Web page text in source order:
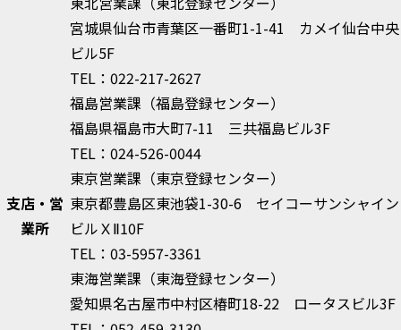
支店・営
業所
宮城県仙台市青葉区一番町1-1-41 カメイ仙台中央
ビル5F
TEL：022-217-2627
福島営業課（福島登録センター）
福島県福島市大町7-11 三共福島ビル3F
TEL：024-526-0044
東京営業課（東京登録センター）
東京都豊島区東池袋1-30-6 セイコーサンシャイン
ビルＸⅡ10F
TEL：03-5957-3361
東海営業課（東海登録センター）
愛知県名古屋市中村区椿町18-22 ロータスビル3F